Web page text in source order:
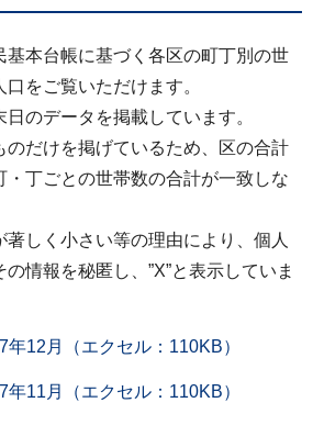
基本台帳に基づく各区の町丁別の世
をご覧いただけます。
のデータを掲載しています。
のだけを掲げているため、区の合計
・丁ごとの世帯数の合計が一致しな
しく小さい等の理由により、個人
情報を秘匿し、”X”と表示していま
12月（エクセル：110KB）
11月（エクセル：110KB）